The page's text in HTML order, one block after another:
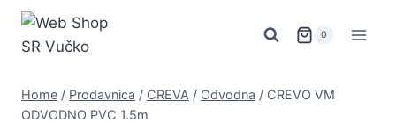
Skip
content
0
Home / Prodavnica / CREVA / Odvodna / CREVO VM
ODVODNO PVC 1.5m